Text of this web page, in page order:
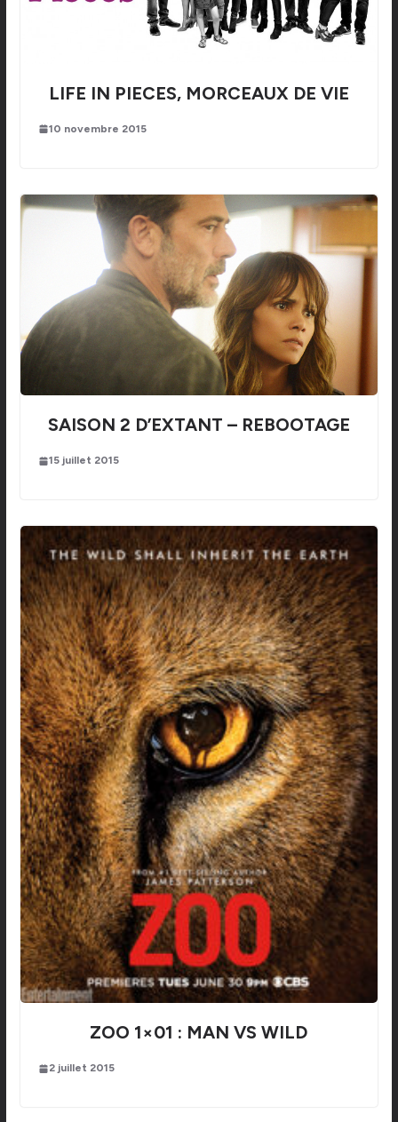
LIFE IN PIECES, MORCEAUX DE VIE
10 novembre 2015
SAISON 2 D’EXTANT – REBOOTAGE
15 juillet 2015
ZOO 1×01 : MAN VS WILD
2 juillet 2015